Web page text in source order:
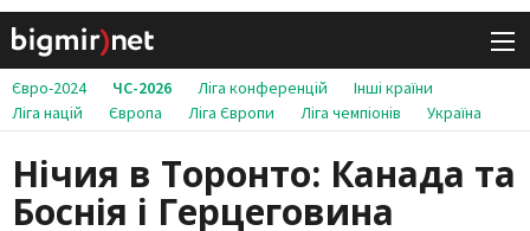
Євро-2024 ЧС-2026 Ліга конференцій
Інші країни
Ліга націй
Європа Ліга Європи Ліга чемпіонів Україна
Нічия в Торонто: Канада та
Боснія і Герцеговина